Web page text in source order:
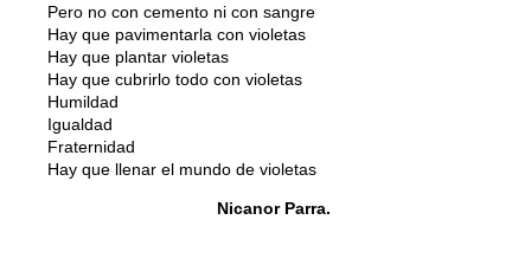
Pero no con cemento ni con sangre
Hay que pavimentarla con violetas
Hay que plantar violetas
Hay que cubrirlo todo con violetas
Humildad
Igualdad
Fraternidad
Hay que llenar el mundo de violetas
Nicanor Parra.